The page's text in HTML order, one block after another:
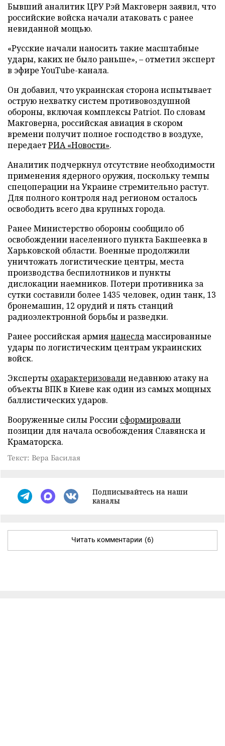
Бывший аналитик ЦРУ Рэй Макговерн заявил, что
российские войска начали атаковать с ранее
невиданной мощью.
«Русские начали наносить такие масштабные
удары, каких не было раньше», – отметил эксперт
в эфире YouTube-канала.
Он добавил, что украинская сторона испытывает
острую нехватку систем противовоздушной
обороны, включая комплексы Patriot. По словам
Макговерна, российская авиация в скором
времени получит полное господство в воздухе,
передаетРИА «Новости».
Аналитик подчеркнул отсутствие необходимости
применения ядерного оружия, поскольку темпы
спецоперации на Украине стремительно растут.
Для полного контроля над регионом осталось
освободить всего два крупных города.
Ранее Министерство обороны сообщило об
освобождении населенного пункта Бакшеевка в
Харьковской области. Военные продолжили
уничтожать логистические центры, места
производства беспилотников и пункты
дислокации наемников. Потери противника за
сутки составили более 1435 человек, один танк, 13
бронемашин, 12 орудий и пять станций
радиоэлектронной борьбы и разведки.
Ранее российская армиянанесламассированные
удары по логистическим центрам украинских
войск.
Эксперты охарактеризовалинедавнюю атаку на
объекты ВПК в Киеве как один из самых мощных
баллистических ударов.
Вооруженные силы России сформировали
позиции для начала освобождения Славянска и
Краматорска.
Текст: Вера Басилая
Подписывайтесь на наши
каналы
Читать комментарии (6)